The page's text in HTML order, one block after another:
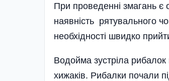
При проведенні змагань є
наявність рятувального
необхідності швидко
Водойма зустріла
хижаків. Рибалки почали